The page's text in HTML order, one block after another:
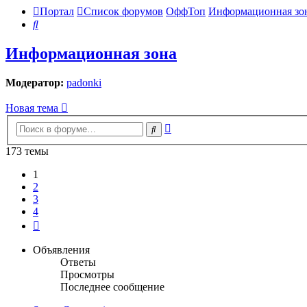
Портал Список форумов ОффТоп Информационная
Поиск
Информационная зона
Модератор: padonki
Новая тема
Поиск
173 темы
1
2
3
4
Объявления
Ответы
Просмотры
Последнее сообщение